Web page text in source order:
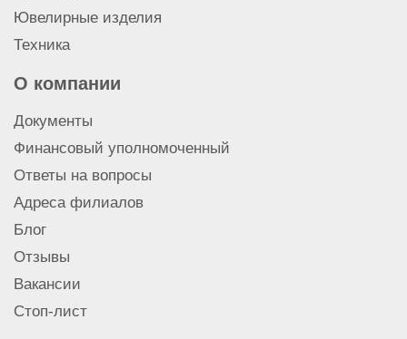
Продать гайковерт
Продать монтажный пистолет
Продать отбойный молоток
Продать торцовочную пилу
Продать циркулярную пилу
Продать лобзик Makita
Продать болгарку (УШМ) Makita
Продать шуруповерт Makita
Продать перфоратор Makita
Продать электроинструмент
Ювелирные изделия
Техника
О компании
Документы
Финансовый уполномоченный
Ответы на вопросы
Адреса филиалов
Блог
Отзывы
Вакансии
Стоп-лист